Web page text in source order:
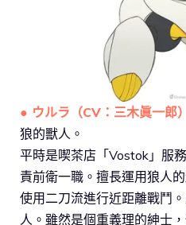
● ウルラ（CV：三木眞一郎）
狼的獸人。
平時是喫茶店「Vostok」服
責前衛一職。擅長運用狼人
使用二刀流進行近距離戰鬥
人。雖然是個重義理的紳士